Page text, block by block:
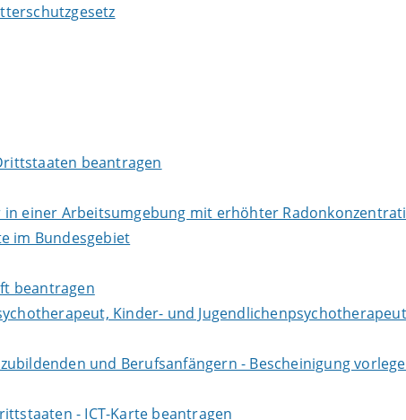
beantragen
einer Arbeitsumgebung mit erhöhter
im Bundesgebiet
beantragen
Kinder- und
und Berufsanfängern - Bescheinigung
- ICT-Karte beantragen